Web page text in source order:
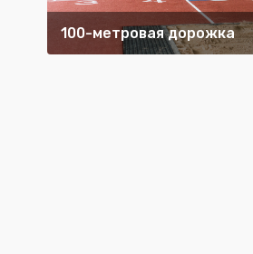
100-метровая дорожка